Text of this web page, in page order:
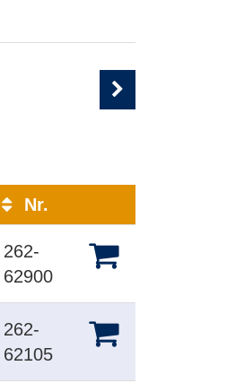
Nr.
Kursstatus
262-
62900
262-
62105